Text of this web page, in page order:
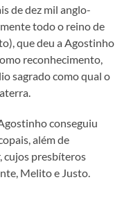
de dez mil anglo-
todo o reino de
que deu a Agostinho
reconhecimento,
sagrado como qual o
conseguiu
além de
cujos presbíteros
Melito e Justo.